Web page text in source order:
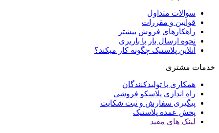
سوالات متداول
قوانین و مقررات
راهکارهای فروش بیشتر
نحوه ارسال بار با باربری
آنلاین پلاستیک چگونه کار میکند؟
خدمات مشتری
همکاری با تولیدکنندگان
راه اندازی پلاسکو فروشی
پیگیری سفارش و ثبت شکایت
پخش عمده پلاستیک
لینک های مفید